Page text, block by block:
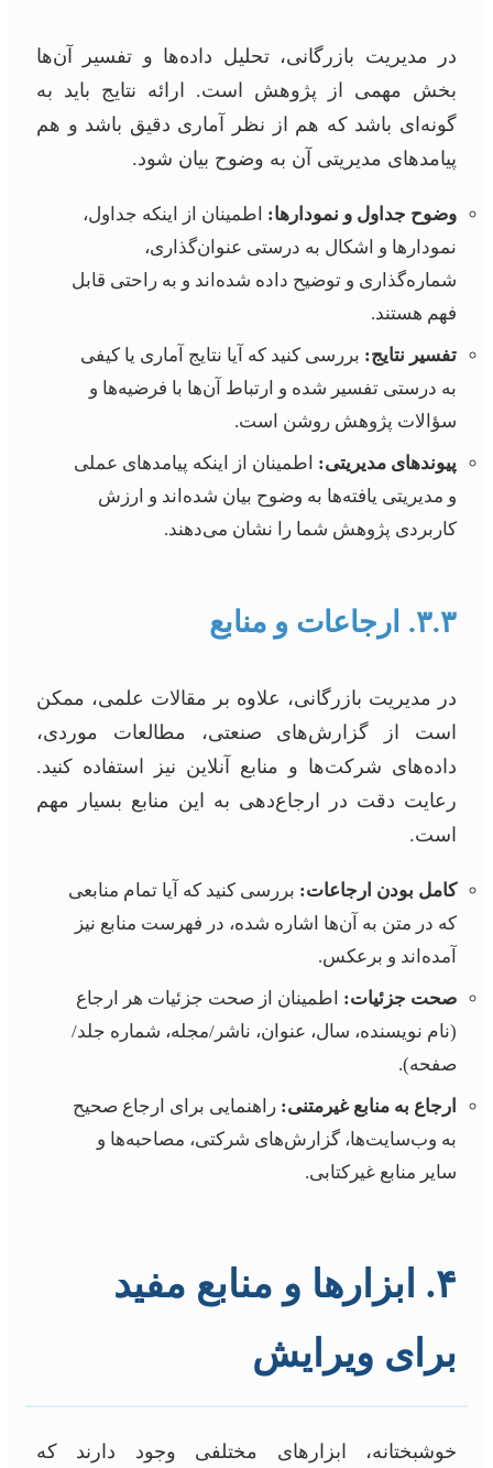
در مدیریت بازرگانی، تحلیل داده‌ها و تفسیر آن‌ها
بخش مهمی از پژوهش است. ارائه نتایج باید به
گونه‌ای باشد که هم از نظر آماری دقیق باشد و هم
پیامدهای مدیریتی آن به وضوح بیان شود.
وضوح جداول و نمودارها: اطمینان از اینکه جداول،
نمودارها و اشکال به درستی عنوان‌گذاری،
شماره‌گذاری و توضیح داده شده‌اند و به راحتی قابل
فهم هستند.
تفسیر نتایج: بررسی کنید که آیا نتایج آماری یا کیفی
به درستی تفسیر شده و ارتباط آن‌ها با فرضیه‌ها و
سؤالات پژوهش روشن است.
پیوندهای مدیریتی: اطمینان از اینکه پیامدهای عملی
و مدیریتی یافته‌ها به وضوح بیان شده‌اند و ارزش
کاربردی پژوهش شما را نشان می‌دهند.
۳.۳. ارجاعات و منابع
در مدیریت بازرگانی، علاوه بر مقالات علمی، ممکن
است از گزارش‌های صنعتی، مطالعات موردی،
داده‌های شرکت‌ها و منابع آنلاین نیز استفاده کنید.
رعایت دقت در ارجاع‌دهی به این منابع بسیار مهم
است.
کامل بودن ارجاعات: بررسی کنید که آیا تمام منابعی
که در متن به آن‌ها اشاره شده، در فهرست منابع نیز
آمده‌اند و برعکس.
صحت جزئیات: اطمینان از صحت جزئیات هر ارجاع
(نام نویسنده، سال، عنوان، ناشر/مجله، شماره جلد/
صفحه).
ارجاع به منابع غیرمتنی: راهنمایی برای ارجاع صحیح
به وب‌سایت‌ها، گزارش‌های شرکتی، مصاحبه‌ها و
سایر منابع غیرکتابی.
۴. ابزارها و منابع مفید
برای ویرایش
خوشبختانه، ابزارهای مختلفی وجود دارند که